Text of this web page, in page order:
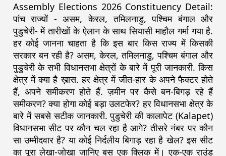
Assembly Elections 2026 Constituency Detail:
पांच राज्यों - असम, केरल, तमिलनाडु, पश्चिम बंगाल और
पुडुचेरी- में तारीखों के ऐलान के साथ सियासी माहौल गर्मा गया है.
हर कोई जानना चाहता है कि इस बार किस राज्य में किसकी
सरकार बन रही है? असम, केरल, तमिलनाडु, पश्चिम बंगाल और
पुडुचेरी के सभी विधानसभा क्षेत्रों के बारे में पूरी जानकारी. किस
क्षेत्र में क्या है ख़ास. हर क्षेत्र में जीत-हार के अपने फैक्टर होते
हैं, अपने समीकरण होते हैं. ज़मीन पर कैसे बन-बिगड़ रहे हैं
समीकरण? क्या होगा कोई बड़ा उलटफेर? हर विधानसभा क्षेत्र के
बारे में सबसे सटीक जानकारी. पुडुचेरी की कालापेट (Kalapet)
विधानसभा सीट पर कौन चल रहा है आगे? तीसरे नंबर पर कौन
सा उम्मीदवार है? या कोई निर्दलीय बिगाड़ रहा है खेल? इस सीट
का पूरा लेखा-जोखा जानिए बस एक क्लिक में। एक-एक राउंड